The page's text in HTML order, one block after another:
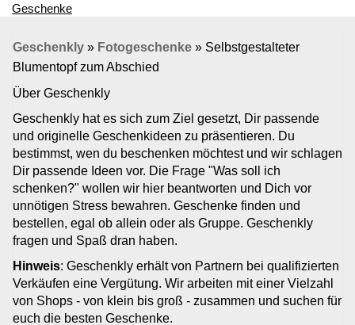
Geschenke
Geschenkly » Fotogeschenke » Selbstgestalteter
Blumentopf zum Abschied
Über Geschenkly
Geschenkly hat es sich zum Ziel gesetzt, Dir passende
und originelle Geschenkideen zu präsentieren. Du
bestimmst, wen du beschenken möchtest und wir schlagen
Dir passende Ideen vor. Die Frage "Was soll ich
schenken?" wollen wir hier beantworten und Dich vor
unnötigen Stress bewahren. Geschenke finden und
bestellen, egal ob allein oder als Gruppe. Geschenkly
fragen und Spaß dran haben.
Hinweis: Geschenkly erhält von Partnern bei qualifizierten
Verkäufen eine Vergütung. Wir arbeiten mit einer Vielzahl
von Shops - von klein bis groß - zusammen und suchen für
euch die besten Geschenke.